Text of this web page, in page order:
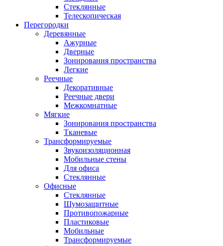
Стеклянные
Телескопическая
Перегородки
Деревянные
Ажурные
Дверные
Зонирования пространства
Легкие
Реечные
Декоративные
Реечные двери
Межкомнатные
Мягкие
Зонирования пространства
Тканевые
Трансформируемые
Звукоизоляционная
Мобильные стены
Для офиса
Стеклянные
Офисные
Стеклянные
Шумозащитные
Противопожарные
Пластиковые
Мобильные
Трансформируемые